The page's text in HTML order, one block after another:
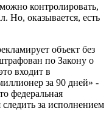
контролировать,
Но, оказывается, есть
объект без
по Закону о
входит в
за 90 дней» -
федеральная
за исполнением